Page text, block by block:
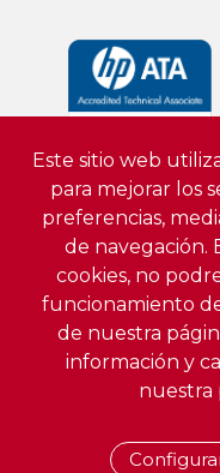
Este sitio web
para mejorar los
preferencias,
de navegación.
cookies, no
funcionamiento
de nuestra
información y
nuestra